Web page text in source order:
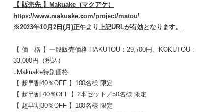
【 販売先 】Makuake（マクアケ）
https://www.makuake.com/project/matou/
※2023年10月2日(月)正午より上記URLが有効となります。
【 価 格 】一般販売価格 HAKUTOU：29,700円、KOKUTOU：
33, 000円（税込）
↓Makuake特別価格
【 超早割40％OFF 】100名様 限定
【 超早割 40％OFF 】2本セット／50名様 限定
【 超早割30％OFF 】100名様 限定